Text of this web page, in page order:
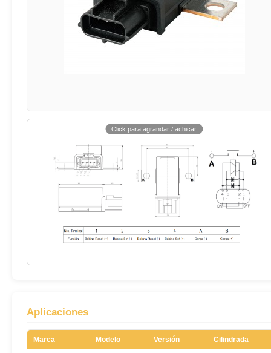
Click para agrandar / achicar
Aplicaciones
Marca Modelo Versión Cilindrada